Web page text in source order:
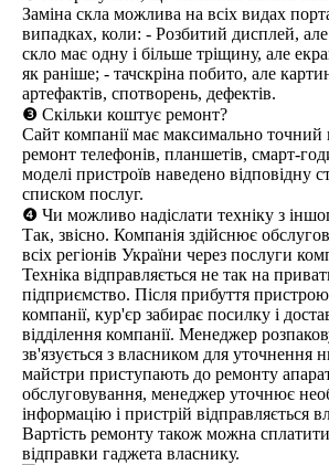
Заміна скла можлива на всіх видах
випадках, коли: - Розбитий дисплей,
скло має одну і більше тріщину, але
як раніше; - тачскріна побито, але
артефактів, спотворень, дефектів.
❸ Скільки коштує ремонт?
Сайт компанії має максимально точний
ремонт телефонів, планшетів, смарт-
моделі пристроїв наведено відповідну
списком послуг.
❹ Чи можливо надіслати техніку з
Так, звісно. Компанія здійснює
всіх регіонів України через послуги
Техніка відправляється не так на
підприємство. Після прибуття
компанії, кур'єр забирає посилку і
відділення компанії. Менеджер
зв'язується з власником для уточнення
майстри приступають до ремонту
обслуговування, менеджер уточнює
інформацію і пристрій відправляється
Вартість ремонту також можна
відправки гаджета власнику.